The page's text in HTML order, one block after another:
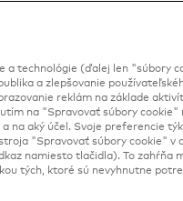
vybraným menom a
či členov rodiny, aby
v obchode.
„ale nemalo by
kreditnej alebo
a technológie (ďalej len "súbory
a zlepšovanie
reklám na základe
na "Spravovať súbory cookie"
na aký účel. Svoje preferencie
"Spravovať súbory cookie" v
namiesto tlačidla). To zahŕňa
tých, ktoré sú nevyhnutne